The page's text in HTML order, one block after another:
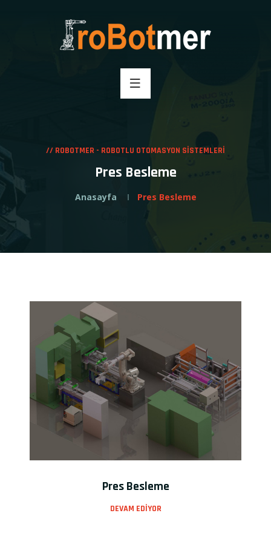
// ROBOTMER - ROBOTLU OTOMASYON SİSTEMLERİ
Pres Besleme
Anasayfa Pres Besleme
Pres Besleme
DEVAM EDIYOR